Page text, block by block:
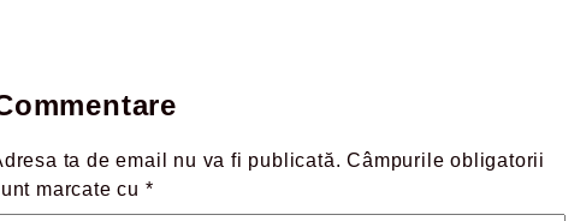
Commentare
ta de email nu va fi publicată. Câmpurile obligatorii
marcate cu *